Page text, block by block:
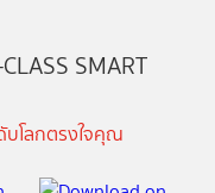
SMART
บโลกตรงใจคุณ